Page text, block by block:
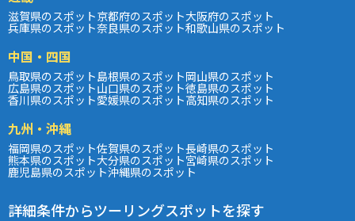
滋賀県のスポット京都府のスポット大阪府のスポット
兵庫県のスポット奈良県のスポット和歌山県のスポット
中国・四国
鳥取県のスポット島根県のスポット岡山県のスポット
広島県のスポット山口県のスポット徳島県のスポット
香川県のスポット愛媛県のスポット高知県のスポット
九州・沖縄
福岡県のスポット佐賀県のスポット長崎県のスポット
熊本県のスポット大分県のスポット宮崎県のスポット
鹿児島県のスポット沖縄県のスポット
詳細条件からツーリングスポットを探す